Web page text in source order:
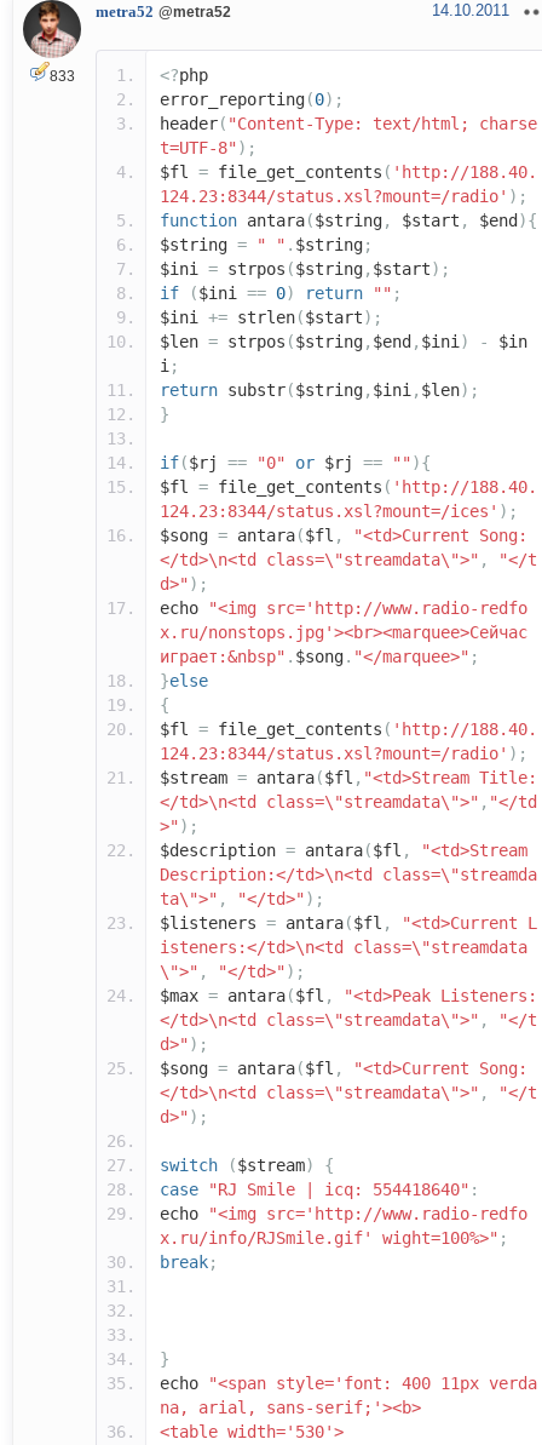
833
metra52 @metra52 14.10.2011
<?php
error_reporting(0);
header( "Content-Type: text/html; charse
t=UTF-8" );
$fl = file_get_contents ( 'http://188.40.
124.23:8344/status.xsl?mount=/radio' );
function antara($string, $start , $end ){
$string = " " . $string;
$ini = strpos ($string, $start);
if
($ini == 0) return "" ;
$ini += strlen($start);
$len = strpos ($string, $end , $ini ) -
$in
i ;
return substr($string, $ini , $len);
}
if($rj == "0" or $rj == "" ){
$fl = file_get_contents ( 'http://188.40.
124.23:8344/status.xsl?mount=/ices' );
$song = antara($fl ,
"<td>Current Song:
</td>\n<td class=\"streamdata\">" ,
"</t
d>" );
echo
"<img src='http://www.radio-redfo
x.ru/nonstops.jpg'><br><marquee>Сейчас
играет:&nbsp" . $song. "</marquee>" ;
}else
{
$fl = file_get_contents ( 'http://188.40.
124.23:8344/status.xsl?mount=/radio' );
$stream = antara($fl , "<td>Stream Title:
</td>\n<td class=\"streamdata\">" , "</td
>" );
$description = antara($fl ,
"<td>Stream
Description:</td>\n<td class=\"streamda
ta\">" , "</td>" );
$listeners = antara($fl ,
"<td>Current L
isteners:</td>\n<td class=\"streamdata
\">" , "</td>" );
$max = antara($fl ,
"<td>Peak Listeners:
</td>\n<td class=\"streamdata\">" ,
"</t
d>" );
$song = antara($fl ,
"<td>Current Song:
</td>\n<td class=\"streamdata\">" ,
"</t
d>" );
switch ($stream)
{
case
"RJ Smile | icq: 554418640" :
echo
"<img src='http://www.radio-redfo
x.ru/info/RJSmile.gif' wight=100%>" ;
break;
}
echo
"<span style='font: 400 11px verda
na, arial, sans-serif;'><b>
<table width='530'>